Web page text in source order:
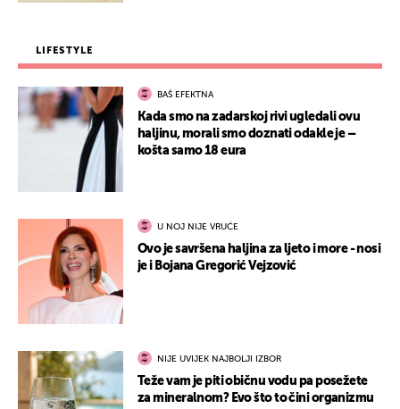
LIFESTYLE
BAŠ EFEKTNA
Kada smo na zadarskoj rivi ugledali ovu
haljinu, morali smo doznati odakle je –
košta samo 18 eura
U NOJ NIJE VRUĆE
Ovo je savršena haljina za ljeto i more - nosi
je i Bojana Gregorić Vejzović
NIJE UVIJEK NAJBOLJI IZBOR
Teže vam je piti običnu vodu pa posežete
za mineralnom? Evo što to čini organizmu